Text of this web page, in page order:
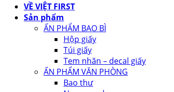
VỀ VIỆT FIRST
Sản phẩm
ẤN PHẨM BAO BÌ
Hộp giấy
Túi giấy
Tem nhãn – decal giấy
ẤN PHẨM VĂN PHÒNG
Bao thư